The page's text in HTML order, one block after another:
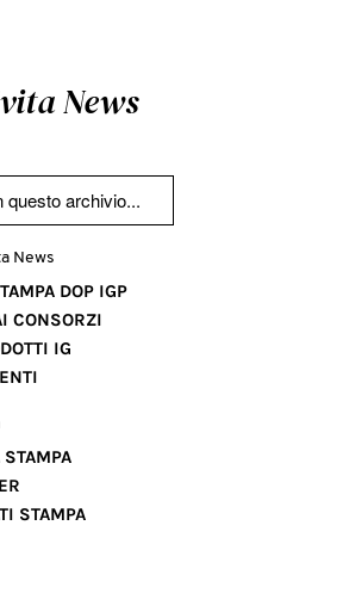
News
News
DOP IGP
CONSORZI
IG
STAMPA